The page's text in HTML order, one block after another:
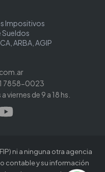
Impositivos
Sueldos
ARBA, AGIP
7858-0023
viernes de 9 a 18 hs.
ni a ninguna otra agencia
contable y su información